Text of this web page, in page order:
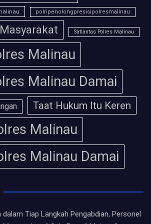
polripenolongpresisipolresmalinau
Satlantas Polres Malinau
Malinau
Malinau Damai
Taat Hukum Itu Keren
Malinau
Malinau Damai
Tiap Langkah Pengabdian, Personel